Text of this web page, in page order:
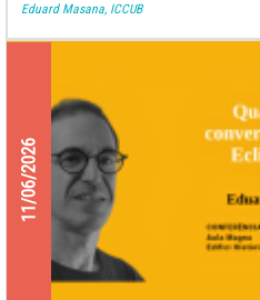
Eduard Masana, ICCUB
11/06/2026